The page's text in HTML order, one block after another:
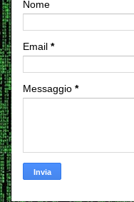
Nome
Email *
Messaggio *